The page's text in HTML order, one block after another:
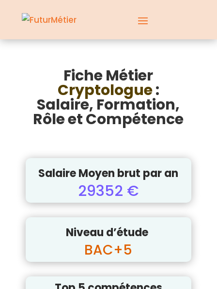
Fiche Métier
Cryptologue:
Salaire, Formation,
Rôle et Compétence
Salaire Moyen brut par an
29352 €
Niveau d’étude
BAC+5